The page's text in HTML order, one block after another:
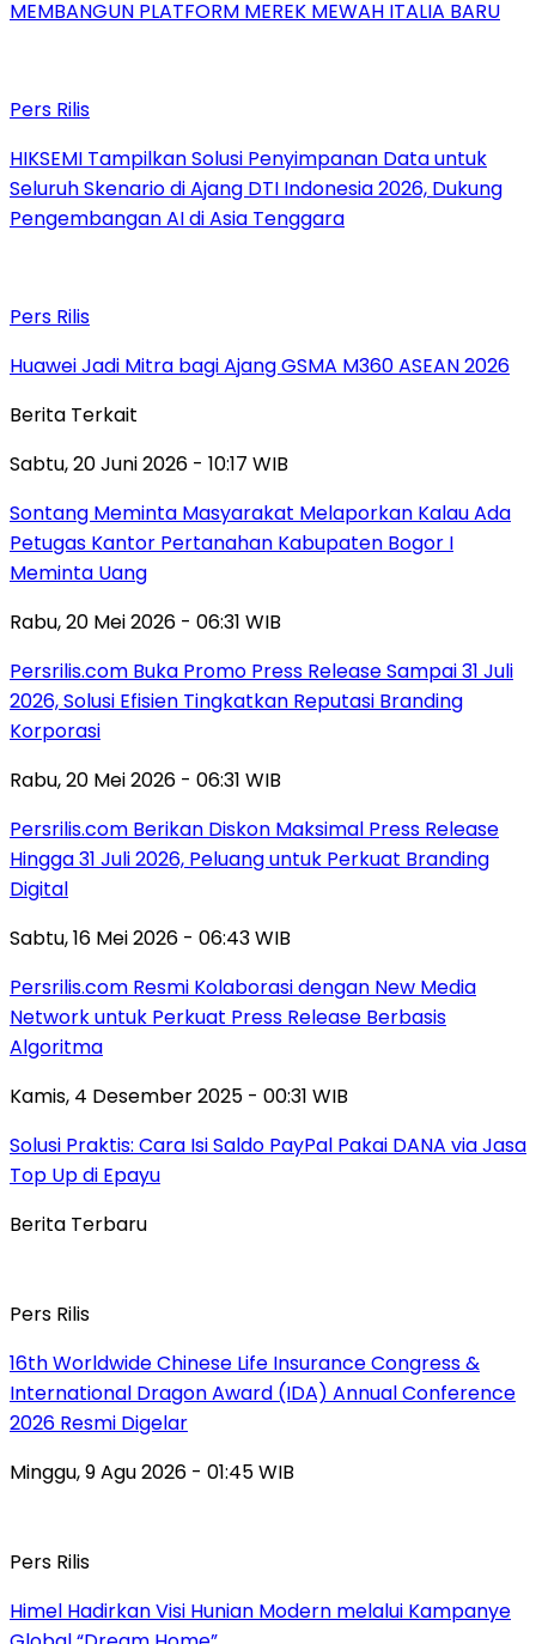
MEMBANGUN PLATFORM MEREK MEWAH ITALIA BARU
Pers Rilis
HIKSEMI Tampilkan Solusi Penyimpanan Data untuk
Seluruh Skenario di Ajang DTI Indonesia 2026, Dukung
Pengembangan AI di Asia Tenggara
Pers Rilis
Huawei Jadi Mitra bagi Ajang GSMA M360 ASEAN 2026
Berita Terkait
Sabtu, 20 Juni 2026 - 10:17 WIB
Sontang Meminta Masyarakat Melaporkan Kalau Ada
Petugas Kantor Pertanahan Kabupaten Bogor I
Meminta Uang
Rabu, 20 Mei 2026 - 06:31 WIB
Persrilis.com Buka Promo Press Release Sampai 31 Juli
2026, Solusi Efisien Tingkatkan Reputasi Branding
Korporasi
Rabu, 20 Mei 2026 - 06:31 WIB
Persrilis.com Berikan Diskon Maksimal Press Release
Hingga 31 Juli 2026, Peluang untuk Perkuat Branding
Digital
Sabtu, 16 Mei 2026 - 06:43 WIB
Persrilis.com Resmi Kolaborasi dengan New Media
Network untuk Perkuat Press Release Berbasis
Algoritma
Kamis, 4 Desember 2025 - 00:31 WIB
Solusi Praktis: Cara Isi Saldo PayPal Pakai DANA via Jasa
Top Up di Epayu
Berita Terbaru
Pers Rilis
16th Worldwide Chinese Life Insurance Congress &
International Dragon Award (IDA) Annual Conference
2026 Resmi Digelar
Minggu, 9 Agu 2026 - 01:45 WIB
Pers Rilis
Himel Hadirkan Visi Hunian Modern melalui Kampanye